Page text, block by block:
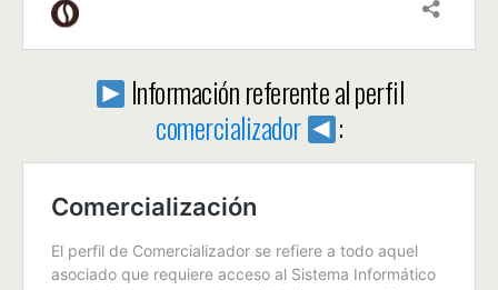
Información referente al perfil
comercializador
: